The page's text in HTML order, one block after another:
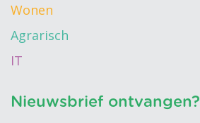
Wonen
Agrarisch
IT
Nieuwsbrief ontvangen?